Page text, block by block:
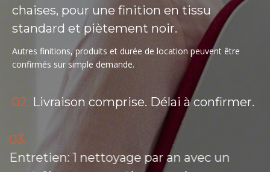
chaises, pour une finition en tissu
standard et piètement noir.
Autres finitions, produits et durée de location peuvent être
confirmés sur simple demande.
02. Livraison comprise. Délai à confirmer.
03.
Entretien: 1 nettoyage par an avec un